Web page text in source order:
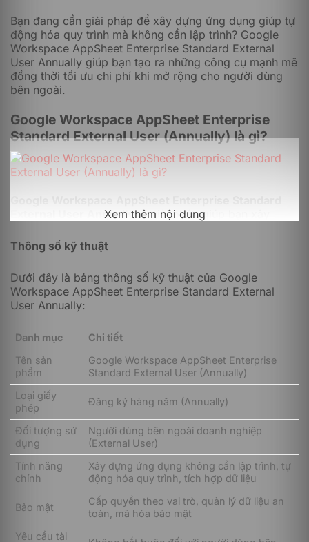
Bạn đang cần giải pháp để xây dựng ứng dụng giúp tự
động hóa quy trình mà không cần lập trình? Google
Workspace AppSheet Enterprise Standard External
User Annually giúp bạn tạo ra những công cụ mạnh mẽ
đồng thời tối ưu chi phí khi mở rộng cho người dùng
bên ngoài.
Google Workspace AppSheet Enterprise
Standard External User (Annually) là gì?
External User Annuallylà giải pháp giúp bạn xây
mà không cần viết mã. Khác với các gói Google
Workspace AppSheet khác chỉ hỗ trợ sử dụng nội bộ,
Google Workspace AppSheet Enterprise Standard
External User cho phép bạn chia sẻ ứng dụng với các
đối tác, khách hàng ngoài doanh nghiệp.
lần trong 01 năm sử dụng nên thuận tiện hơn trong việc
quản lý chi phí và tăng tính ổn định khi không cần gia
hạn mỗi tháng.
Tính năng của Google Workspace AppSheet
Enterprise Standard External User
(Annually)
Xem thêm nội dung
Thông số kỹ thuật
Dưới đây là bảng thông số kỹ thuật của Google
Workspace AppSheet Enterprise Standard External
User Annually:
Danh mục
Chi tiết
Tên sản
phẩm
Google Workspace AppSheet Enterprise
Standard External User (Annually)
Loại giấy
phép
Đăng ký hàng năm (Annually)
Đối tượng sử
dụng
Người dùng bên ngoài doanh nghiệp
(External User)
Tính năng
chính
Xây dựng ứng dụng không cần lập trình, tự
động hóa quy trình, tích hợp dữ liệu
Bảo mật
Cấp quyền theo vai trò, quản lý dữ liệu an
toàn, mã hóa bảo mật
Yêu cầu tài